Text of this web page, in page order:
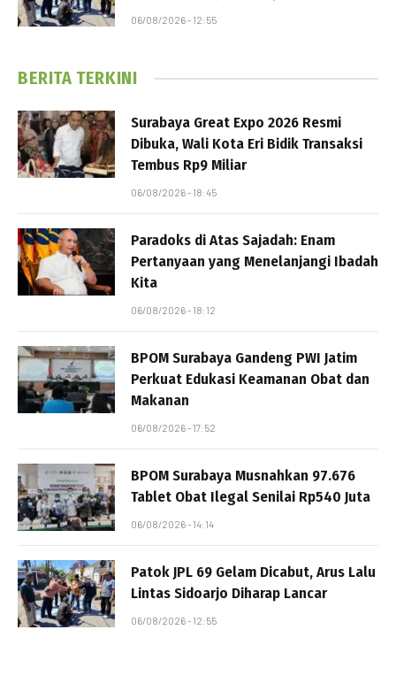
06/08/2026 - 12:55
BERITA TERKINI
Surabaya Great Expo 2026 Resmi
Dibuka, Wali Kota Eri Bidik Transaksi
Tembus Rp9 Miliar
06/08/2026 - 18:45
Paradoks di Atas Sajadah: Enam
Pertanyaan yang Menelanjangi Ibadah
Kita
06/08/2026 - 18:12
BPOM Surabaya Gandeng PWI Jatim
Perkuat Edukasi Keamanan Obat dan
Makanan
06/08/2026 - 17:52
BPOM Surabaya Musnahkan 97.676
Tablet Obat Ilegal Senilai Rp540 Juta
06/08/2026 - 14:14
Patok JPL 69 Gelam Dicabut, Arus Lalu
Lintas Sidoarjo Diharap Lancar
06/08/2026 - 12:55